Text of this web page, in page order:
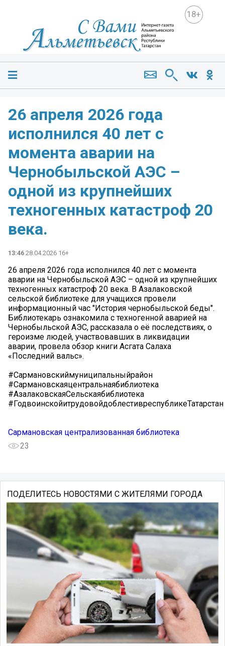
18+
26 апреля 2026 года
исполнился 40 лет с
момента аварии на
Чернобыльской АЭС –
одной из крупнейших
техногенных катастроф 20
века.
13:46 28.04.2026 16+
26 апреля 2026 года исполнился 40 лет с момента
аварии на Чернобыльской АЭС – одной из крупнейших
техногенных катастроф 20 века. В Азалаковской
сельской библиотеке для учащихся провели
информационный час "История чернобыльской беды".
Библиотекарь ознакомила с техногенной аварией на
Чернобыльской АЭС, рассказала о её последствиях, о
героизме людей, участвовавших в ликвидации
аварии, провела обзор книги Асгата Салаха
«Последний вальс».
#Сармановскиймуниципальныйрайон
#Сармановскаяцентральнаябиблиотека
#АзалаковскаяСельскаябиблиотека
#ГодвоинскойитрудовойдоблестивреспубликеТатарстан
Сармановская централизованная библиотека
23
ПОДЕЛИТЕСЬ НОВОСТЯМИ С ЖИТЕЛЯМИ ГОРОДА